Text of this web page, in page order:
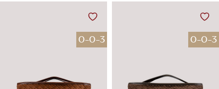
0-0-3 0-0-3